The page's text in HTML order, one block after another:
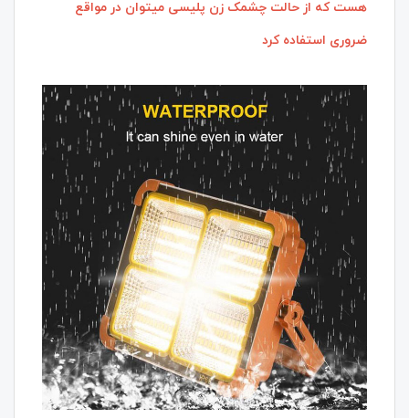
هست که از حالت چشمک زن پلیسی میتوان در مواقع
ضروری استفاده کرد